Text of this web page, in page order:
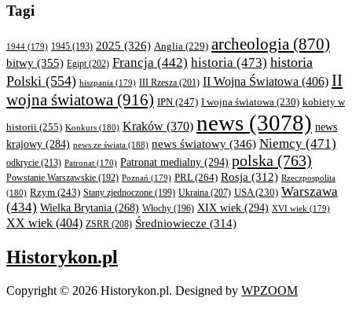
Tagi
1944 (179) 1945 (193) 2025 (326) Anglia (229) archeologia (870)
bitwy (355) Egipt(202) Francja (442) historia (473) historia
Polski (554) hiszpania (179) III Rzesza (201) II Wojna Światowa (406) II
wojna światowa (916) IPN (247) I wojna światowa (230) kobiety w
historii (255) Konkurs (180) Kraków (370) news (3078) news
krajowy (284) news ze świata (188) news światowy (346) Niemcy (471)
odkrycie (213) Patronat (170) Patronat medialny (294) polska (763)
Powstanie Warszawskie (192) Poznań (179) PRL(264) Rosja (312) Rzeczpospolita
(180) Rzym (243) Stany zjednoczone (199) Ukraina (207) USA(230) Warszawa
(434) Wielka Brytania (268) Włochy (196) XIX wiek (294) XVI wiek (179)
XX wiek (404) ZSRR (208) Średniowiecze (314)
Historykon.pl
Copyright © 2026 Historykon.pl. Designed by WPZOOM